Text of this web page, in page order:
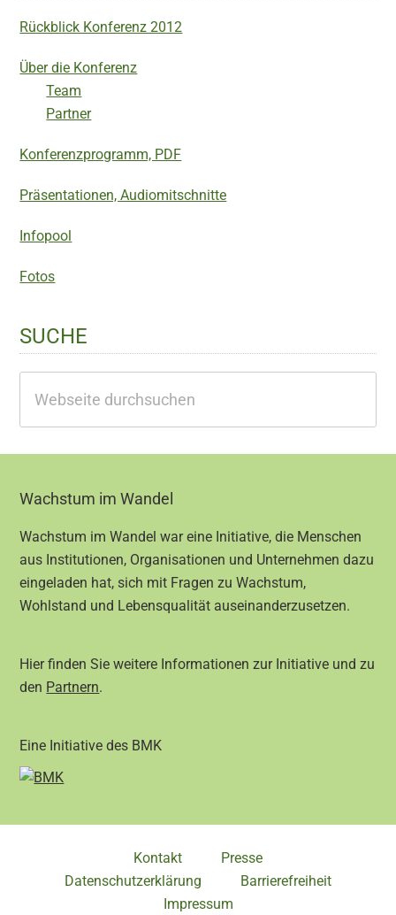
Rückblick Konferenz 2012
Über die Konferenz
Team
Partner
Konferenzprogramm, PDF
Präsentationen, Audiomitschnitte
Infopool
Fotos
SUCHE
durchsuchen
Footer
Wachstum im Wandel
Wachstum im Wandel war eine Initiative, die Menschen
aus Institutionen, Organisationen und Unternehmen dazu
eingeladen hat, sich mit Fragen zu Wachstum,
Wohlstand und Lebensqualität auseinanderzusetzen.
Hier finden Sie weitere Informationen zur Initiative und zu
den Partnern.
Eine Initiative des BMK
Kontakt
Presse
Datenschutzerklärung
Barrierefreiheit
Impressum